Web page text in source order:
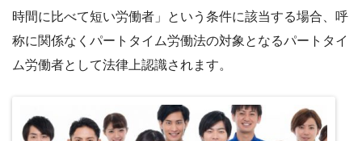
時間に比べて短い労働者」という条件に該当する場合、呼
称に関係なくパートタイム労働法の対象となるパートタイ
ム労働者として法律上認識されます。